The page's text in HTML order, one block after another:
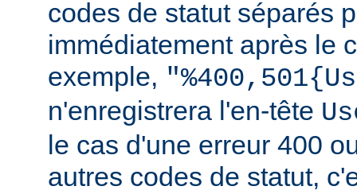
codes de statut séparés
immédiatement après le
exemple,
n'enregistrera l'en-tête
le cas d'une erreur 400
autres codes de statut,